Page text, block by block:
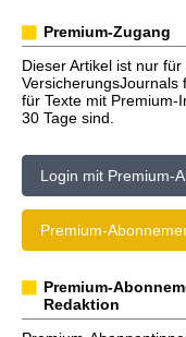
Premium-Zugang
Dieser Artikel ist nur
VersicherungsJournals
für Texte mit Premium-
30 Tage sind.
Login mit Premium-
Premium-
Premium-
Redaktion